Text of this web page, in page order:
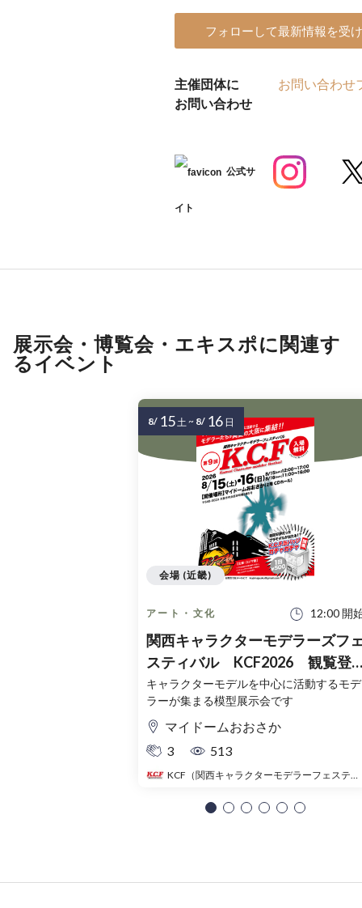
フォローして最新情報を受
主催団体に
お問い合わせ
お問い合わせ
公式サ
イト
展示会・博覧会・エキスポに関連す
るイベント
アート・文化 12:00 開
関西キャラクターモデラーズフ
スティバル KCF2026 観覧登
録チケット（無料）
キャラクターモデルを中心に活動するモデ
ラーが集まる模型展示会です
マイドームおおさか
3
513
会場 (近畿)
8/ 15土~ 8/ 16 日